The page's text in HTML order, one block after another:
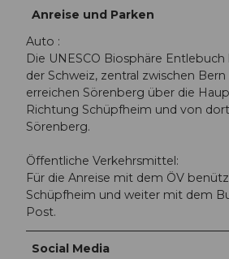
Anreise und Parken
Auto :
Die UNESCO Biosphäre
der Schweiz, zentral zwischen
erreichen Sörenberg über die
Richtung Schüpfheim und von
Sörenberg.
Öffentliche Verkehrsmittel:
Für die Anreise mit dem ÖV
Schüpfheim und weiter mit dem
Post.
Social Media